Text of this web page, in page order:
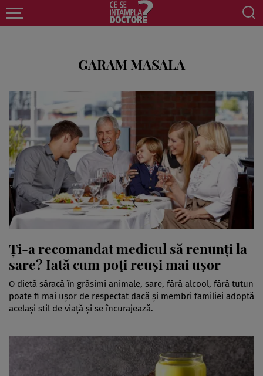
GARAM MASALA
Ți-a recomandat medicul să renunți la
sare? Iată cum poți reuși mai ușor
O dietă săracă în grăsimi animale, sare, fără alcool, fără tutun
poate fi mai ușor de respectat dacă și membri familiei adoptă
același stil de viață și se încurajează.